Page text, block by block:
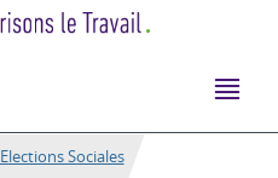
Elections Sociales